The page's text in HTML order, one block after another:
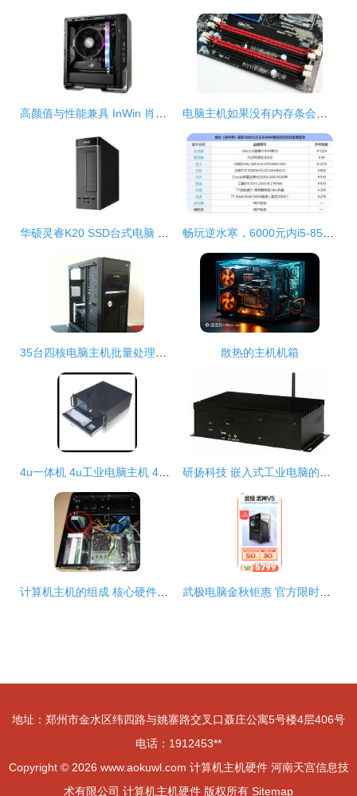
散热的主机机箱
地址：郑州市金水区纬四路与姚寨路交叉口聂庄公寓5号楼4层406号
电话：1912453**
Copyright © 2026 www.aokuwl.com 计算机主机硬件 河南天宫信息技
术有限公司 计算机主机硬件 版权所有 Sitemap